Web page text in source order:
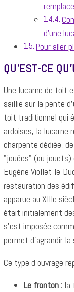
d'une
Pour aller
QU'EST-CE
Une lucarne de toit
saillie sur la pente
toit traditionnel qui
ardoises, la lucarne
charpente dédiée,
"jouées" (ou jouets)
Eugène Viollet-le-
restauration des
apparue au XIIIe
était initialement
s'est imposée
permet d'agrandir la
Ce type d'ouvrage
Le fronton : la